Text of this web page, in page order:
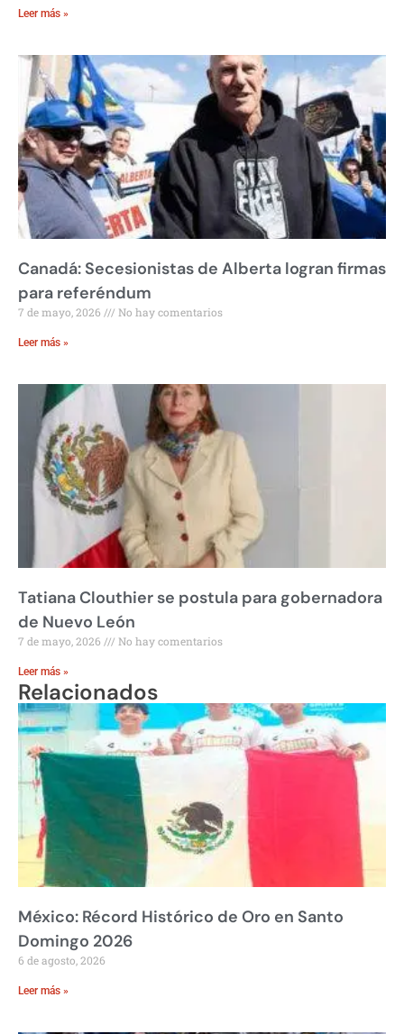
Leer más »
Canadá: Secesionistas de Alberta logran firmas
para referéndum
7 de mayo, 2026 No hay comentarios
Leer más »
Tatiana Clouthier se postula para gobernadora
de Nuevo León
7 de mayo, 2026 No hay comentarios
Leer más »
Relacionados
México: Récord Histórico de Oro en Santo
Domingo 2026
6 de agosto, 2026
Leer más »